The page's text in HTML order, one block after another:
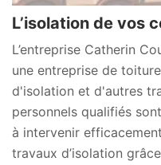
L’isolation de vos
L’entreprise Catherin
une entreprise de
d'isolation et d'autres
personnels qualifiés
à intervenir
travaux d’isolation